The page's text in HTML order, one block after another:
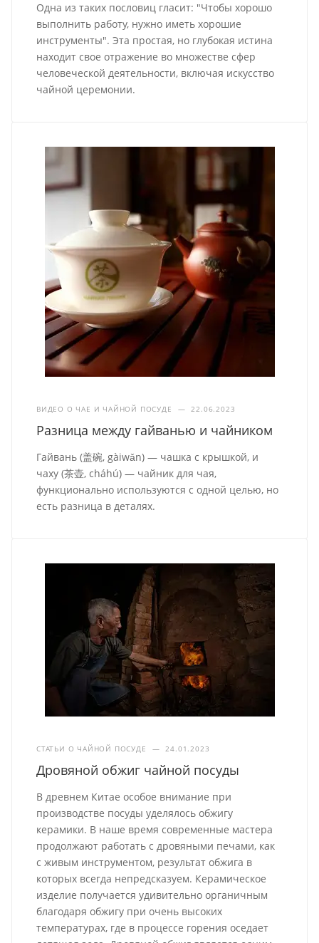
Одна из таких пословиц гласит: "Чтобы хорошо
выполнить работу, нужно иметь хорошие
инструменты". Эта простая, но глубокая истина
находит свое отражение во множестве сфер
человеческой деятельности, включая искусство
чайной церемонии.
ВИДЕО О ЧАЕ И ЧАЙНОЙ ПОСУДЕ — 22.06.2023
Разница между гайванью и чайником
Гайвань (盖碗, gàiwǎn) — чашка с крышкой, и
чаху (茶壶, cháhú) — чайник для чая,
функционально используются с одной целью, но
есть разница в деталях.
СТАТЬИ О ЧАЙНОЙ ПОСУДЕ — 24.01.2023
Дровяной обжиг чайной посуды
В древнем Китае особое внимание при
производстве посуды уделялось обжигу
керамики. В наше время современные мастера
продолжают работать с дровяными печами, как
с живым инструментом, результат обжига в
которых всегда непредсказуем. Керамическое
изделие получается удивительно органичным
благодаря обжигу при очень высоких
температурах, где в процессе горения оседает